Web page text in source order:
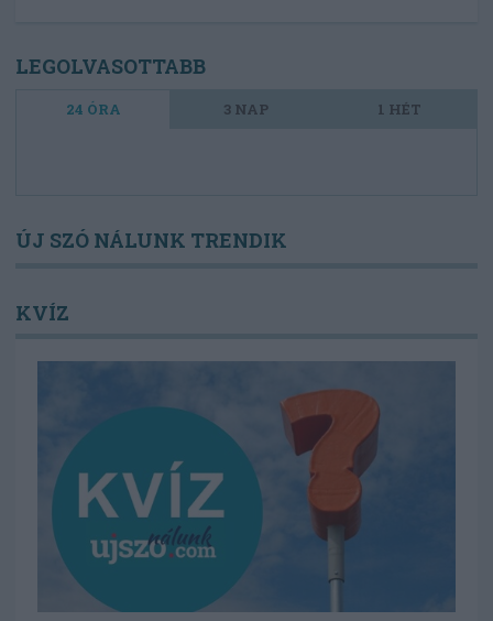
LEGOLVASOTTABB
24 ÓRA 3 NAP 1 HÉT
ÚJ SZÓ NÁLUNK TRENDIK
KVÍZ